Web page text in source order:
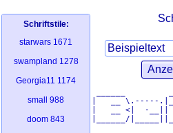
Schriftstile:
starwars 1671
swampland 1278
Georgia11 1174
small
988
doom 843
|   __ \.-----
|   __ <|  -
|______/